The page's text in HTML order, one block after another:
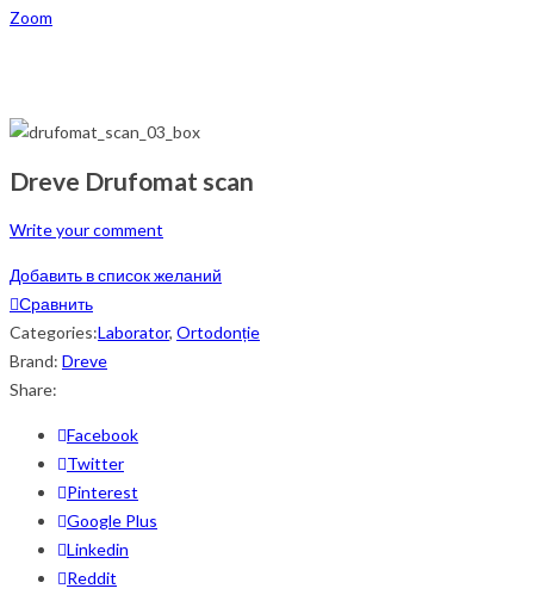
Zoom
Dreve Drufomat scan
Write your comment
Добавить в список желаний
Сравнить
Categories:Laborator, Ortodonție
Brand: Dreve
Share:
Facebook
Twitter
Pinterest
Google Plus
Linkedin
Reddit